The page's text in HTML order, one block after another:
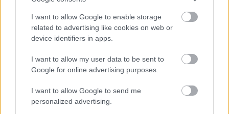
I want to allow Google to enable storage
related to advertising like cookies on web or
device identifiers in apps.
I want to allow my user data to be sent to
Google for online advertising purposes.
I want to allow Google to send me
personalized advertising.
sobretodo para la noche qué pasaremos en el desierto. Puedes leer la
para el equipaje. Y en este
enlace puedes descargar eldocumento qué te puede ser muy útil:
LISTA DE EQUIPAJE de 3000KM (click).
Moneda y otros gastos (propinas)
La moneda local es el Rial de omaní. Se pueden cambiar euros en el
aeropuerto y en los bancos o casas de cambio. Con tarjeta se puede
sacar dinero en casi todos los cajeros, tras el cobro de la
correspondiente comisión (consultar con tu banco), pero no en todos